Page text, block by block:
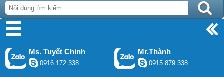
Ms. Tuyết Chinh
0916 172 338
Mr.Thành
0915 879 338